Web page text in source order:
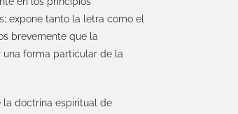
expone tanto la letra como el
brevemente que la
forma particular de la
la doctrina espiritual de